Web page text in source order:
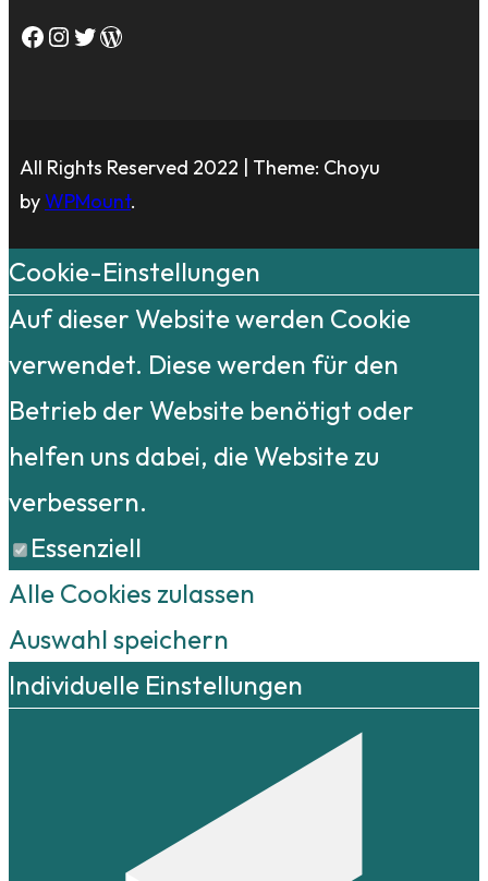
Facebook Instagram Twitter WordPress
All Rights Reserved 2022 | Theme: Choyu
byWPMount.
Cookie-Einstellungen
Auf dieser Website werden Cookie
verwendet. Diese werden für den
Betrieb der Website benötigt oder
helfen uns dabei, die Website zu
verbessern.
Essenziell
Alle Cookies zulassen
Auswahl speichern
Individuelle Einstellungen